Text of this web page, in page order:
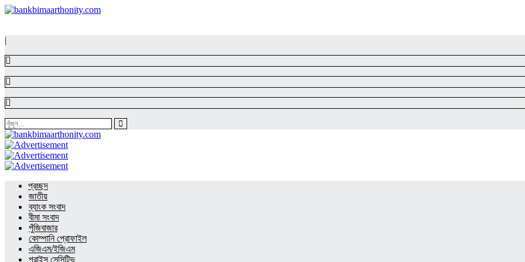
|
প্রচ্ছদ
জাতীয়
ব্যাংক সংবাদ
বীমা সংবাদ
পুঁজিবাজার
কোম্পানি প্রোফাইল
এজিএম/ইজিএম
প্রাইস সেন্সিটিভ